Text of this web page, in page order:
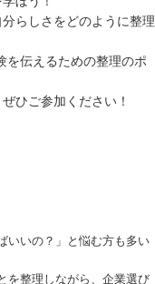
らしさをどのように整理
を伝えるための整理のポ
ひご参加ください！
いいの？」と悩む方も多い
を整理しながら、企業選び